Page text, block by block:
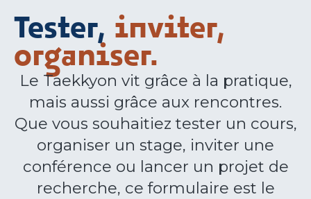
Tester, inviter,
organiser.
Le Taekkyon vit grâce à la pratique,
mais aussi grâce aux rencontres.
Que vous souhaitiez tester un cours,
organiser un stage, inviter une
conférence ou lancer un projet de
recherche, ce formulaire est le